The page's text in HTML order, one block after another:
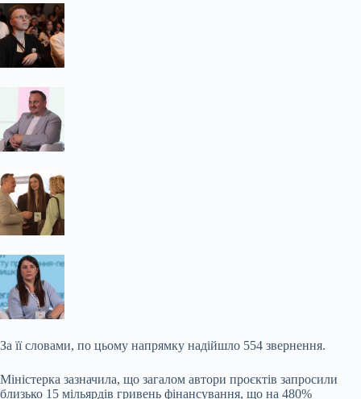
За її словами, по цьому напрямку надійшло 554 звернення.
Міністерка зазначила, що загалом автори проєктів запросили
близько 15 мільярдів гривень фінансування, що на 480%